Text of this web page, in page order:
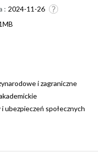
: 2024-11-26
i zagraniczne
ubezpieczeń społecznych